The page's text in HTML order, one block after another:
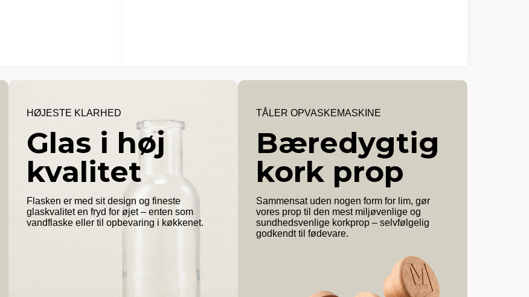
HØJESTE KLARHED
Glas i høj
kvalitet
Flasken er med sit design og fineste
glaskvalitet en fryd for øjet – enten som
vandflaske eller til opbevaring i køkkenet.
TÅLER OPVASKEMASKINE
Bæredygtig
kork prop
Sammensat uden nogen form for lim, gør
vores prop til den mest miljøvenlige og
sundhedsvenlige korkprop – selvfølgelig
godkendt til fødevare.